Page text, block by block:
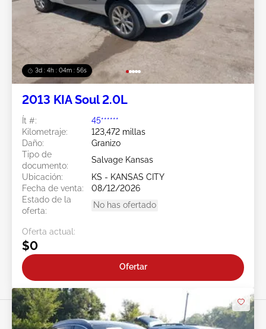
3d : 4h : 04m : 53s
2013 KIA Soul 2.0L
Ít #:
45******
Kilometraje:
123,472 millas
Daño:
Granizo
Tipo de
documento:
Salvage Kansas
Ubicación:
KS - KANSAS CITY
Fecha de venta:
08/12/2026
Estado de la
oferta:
No has ofertado
Oferta actual:
$0
Ofertar